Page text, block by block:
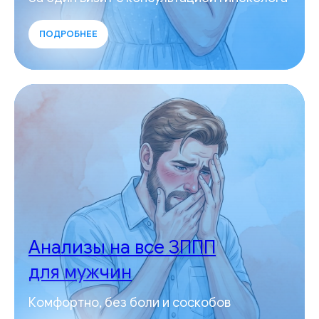
ПОДРОБНЕЕ
Анализы на все ЗППП
для мужчин
Комфортно, без боли и соскобов